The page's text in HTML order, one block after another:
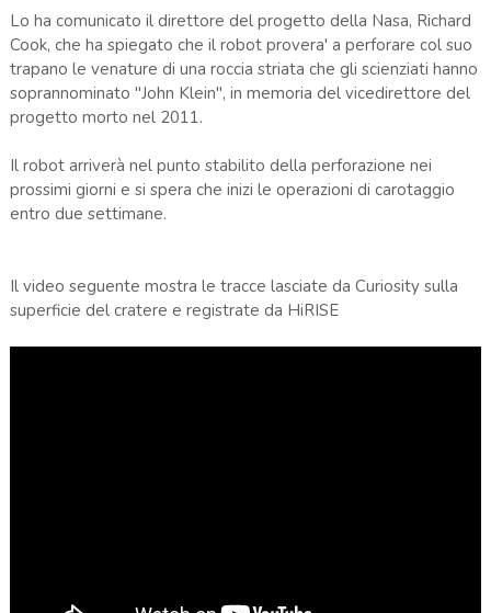
Lo ha comunicato il direttore del progetto della Nasa, Richard
Cook, che ha spiegato che il robot provera' a perforare col suo
trapano le venature di una roccia striata che gli scienziati hanno
soprannominato "John Klein", in memoria del vicedirettore del
progetto morto nel 2011.
Il robot arriverà nel punto stabilito della perforazione nei
prossimi giorni e si spera che inizi le operazioni di carotaggio
entro due settimane.
Il video seguente mostra le tracce lasciate da Curiosity sulla
superficie del cratere e registrate da HiRISE